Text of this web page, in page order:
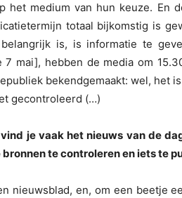
het medium van hun keuze. En
totaal bijkomstig is
is, is informatie te
7 mai], hebben de media om
bekendgemaakt: wel, het
gecontroleerd (…)
je vaak het nieuws van de
bronnen te controleren en iets te
nieuwsblad, en, om een beetje